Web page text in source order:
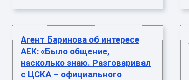
Агент Баринова об интересе
АЕК: «Было общение,
насколько знаю. Разговаривал
с ЦСКА – официального